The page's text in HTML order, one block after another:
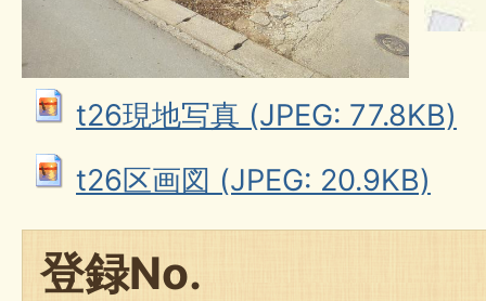
t26現地写真 (JPEG: 77.8KB)
t26区画図 (JPEG: 20.9KB)
登録No.